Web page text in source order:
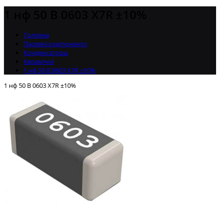
Головна
Пасивні компоненти
Конденсаторы
Керамічні
1 нф 50 В 0603 X7R ±10%
1 нф 50 В 0603 X7R ±10%